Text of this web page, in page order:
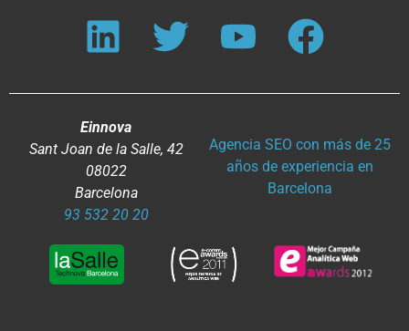
Einnova
Sant Joan de la Salle, 42
08022
Barcelona
93 532 20 20
Agencia SEO con más de 25
años de experiencia en
Barcelona